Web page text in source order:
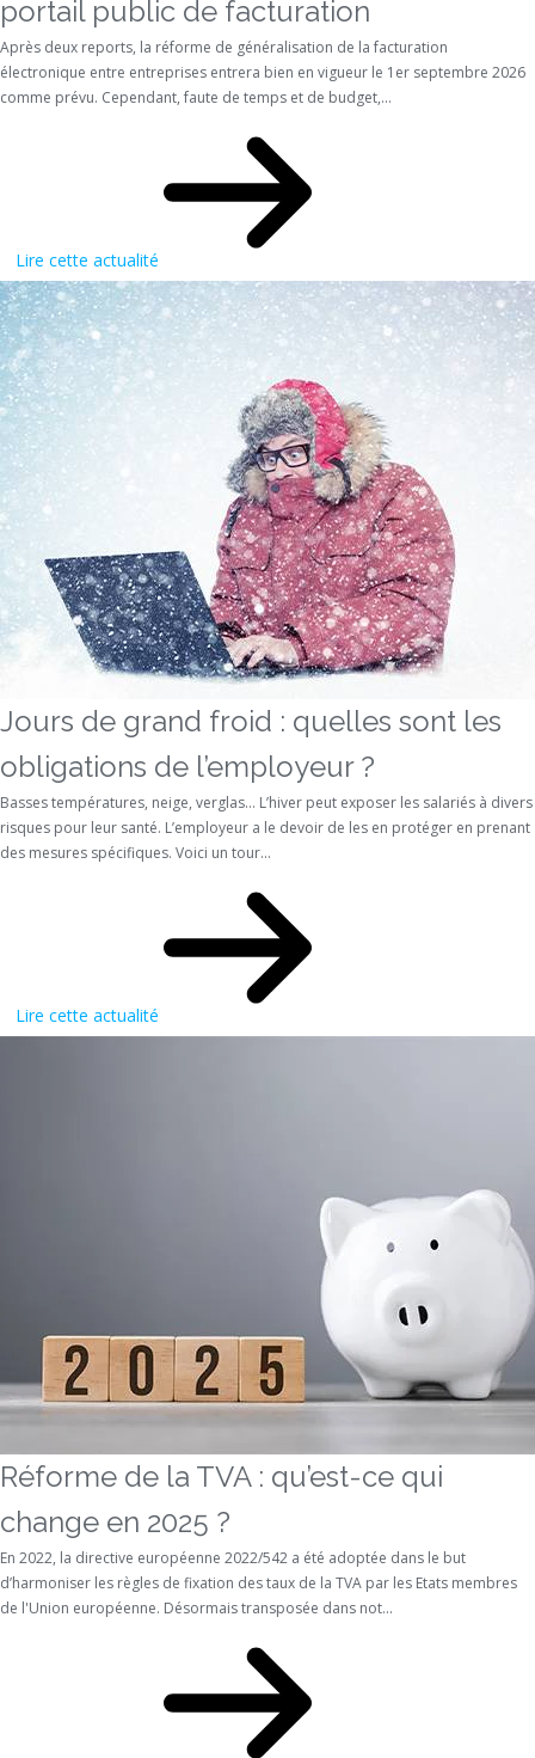
portail public de facturation
Après deux reports, la réforme de généralisation de la facturation
électronique entre entreprises entrera bien en vigueur le 1er septembre 2026
comme prévu. Cependant, faute de temps et de budget,...
Lire cette actualité
Jours de grand froid : quelles sont les
obligations de l’employeur ?
Basses températures, neige, verglas… L’hiver peut exposer les salariés à divers
risques pour leur santé. L’employeur a le devoir de les en protéger en prenant
des mesures spécifiques. Voici un tour...
Lire cette actualité
Réforme de la TVA : qu’est-ce qui
change en 2025 ?
En 2022, la directive européenne 2022/542 a été adoptée dans le but
d’harmoniser les règles de fixation des taux de la TVA par les Etats membres
de l'Union européenne. Désormais transposée dans not...